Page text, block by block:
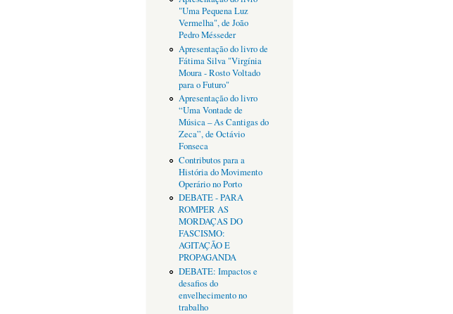
"Uma Pequena Luz
Vermelha", de João
Pedro Mésseder
Apresentação do livro de
Fátima Silva "Virgínia
Moura - Rosto Voltado
para o Futuro"
Apresentação do livro
“Uma Vontade de
Música – As Cantigas do
Zeca”, de Octávio
Fonseca
Contributos para a
História do Movimento
Operário no Porto
DEBATE - PARA
ROMPER AS
MORDAÇAS DO
FASCISMO:
AGITAÇÃO E
PROPAGANDA
DEBATE: Impactos e
desafios do
envelhecimento no
trabalho